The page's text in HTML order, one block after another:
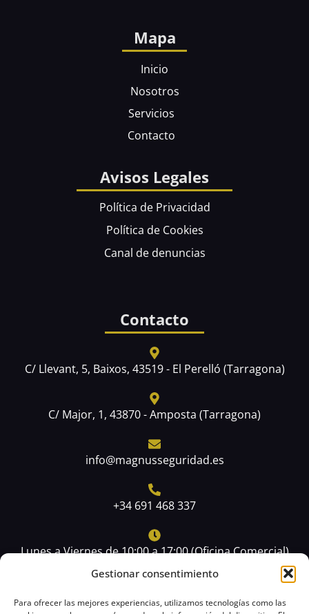
Gestionar consentimiento
Para ofrecer las mejores experiencias, utilizamos tecnologías como las
Mapa
Inicio
Nosotros
Servicios
Contacto
Avisos Legales
Política de Privacidad
Política de Cookies
Canal de denuncias
Contacto
C/ Llevant, 5, Baixos, 43519 - El Perelló (Tarragona)
C/ Major, 1, 43870 - Amposta (Tarragona)
info@magnusseguridad.es
+34 691 468 337
Lunes a Viernes de 10:00 a 17:00 (Oficina Comercial)
W
a
F
c
I
s
L
n